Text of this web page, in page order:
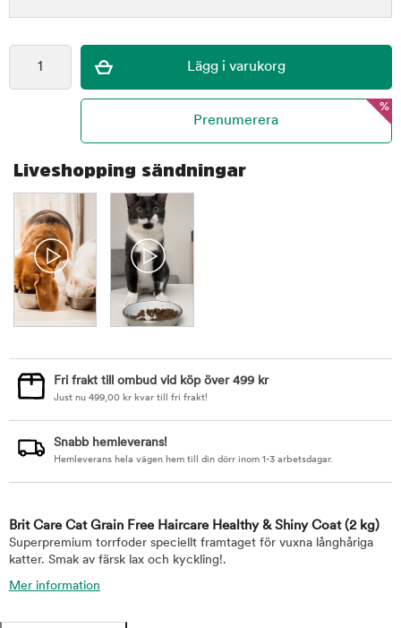
%
Liveshopping sändningar
Fri frakt till ombud vid köp över 499 kr
Just nu 499,00 kr kvar till fri frakt!
Snabb hemleverans!
Hemleverans hela vägen hem till din dörr inom 1-3 arbetsdagar.
Brit Care Cat Grain Free Haircare Healthy & Shiny Coat (2 kg)
Superpremium torrfoder speciellt framtaget för vuxna långhåriga
katter. Smak av färsk lax och kyckling!.
Mer information